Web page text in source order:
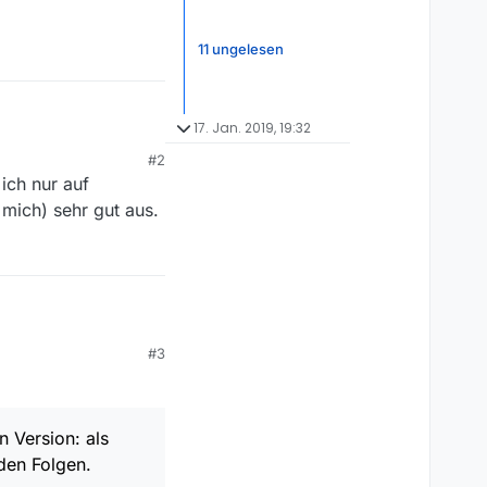
des
als Thema
#2
nur auf
sehr gut aus.
des #3
Version: als
Folgen.
11 ungelesen
17. Jan. 2019, 19:32